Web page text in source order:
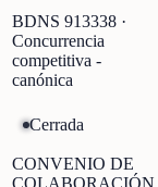
BDNS 913338 ·
Concurrencia
competitiva -
canónica
Cerrada
CONVENIO DE
COLABORACIÓN